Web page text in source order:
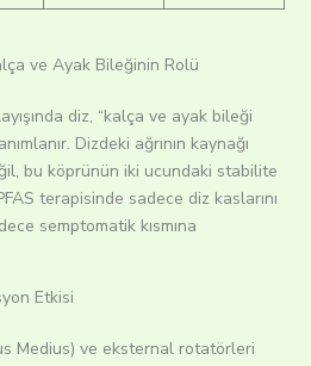
ve Ayak Bileğinin Rolü
diz, “kalça ve ayak bileği
Dizdeki ağrının kaynağı
bu köprünün iki ucundaki stabilite
terapisinde sadece diz kaslarını
semptomatik kısmına
Etkisi
Medius) ve eksternal rotatörleri